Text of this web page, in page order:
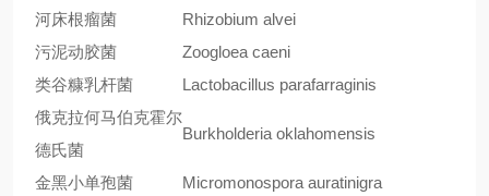
河床根瘤菌
Rhizobium alvei
污泥动胶菌
Zoogloea caeni
类谷糠乳杆菌
Lactobacillus parafarraginis
俄克拉何马伯克霍尔
德氏菌
Burkholderia oklahomensis
金黑小单孢菌 Micromonospora auratinigra